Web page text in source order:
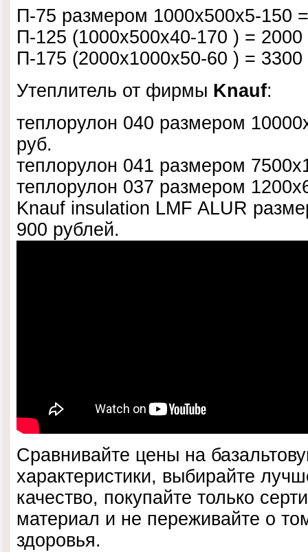
П-75 размером 1000х500х5-150
П-125 (1000х500х40-170 ) = 2000
П-175 (2000х1000х50-60 ) = 3300
Утеплитель от фирмы Knauf:
теплорулон 040 размером
руб.
теплорулон 041 размером
теплорулон 037 размером
Knauf insulation LMF ALUR
900 рублей.
Сравнивайте цены на
характеристики, выбирайте
качество, покупайте только
материал и не переживайте о
здоровья.